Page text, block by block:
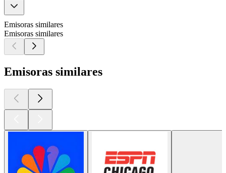
Emisoras similares
Emisoras similares
Emisoras similares